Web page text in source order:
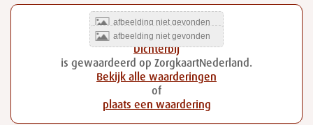
Dichterbij
is gewaardeerd op ZorgkaartNederland.
Bekijk alle waarderingen
of
plaats een waardering